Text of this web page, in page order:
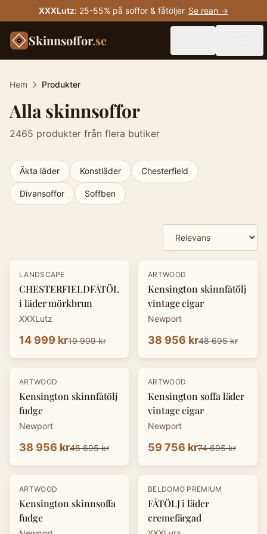
XXXLutz: 25-55% på soffor & fåtöljer Se rean →
Skinnsoffor.se
Hem Produkter
Alla skinnsoffor
2465 produkter från flera butiker
Äkta läder Konstläder Chesterfield
Divansoffor Soffben
- 25%
LANDSCAPE
CHESTERFIELDFÅTÖLJ
i läder mörkbrun
XXXLutz
14 999 kr19 999 kr
-20%
ARTWOOD
Kensington skinnfåtölj
vintage cigar
Newport
38 956 kr48 695 kr
-20%
ARTWOOD
Kensington skinnfåtölj
fudge
Newport
38 956 kr48 695 kr
-20%
ARTWOOD
Kensington soffa läder
vintage cigar
Newport
59 756 kr74 695 kr
-20%
ARTWOOD
Kensington skinnsoffa
fudge
-25 %
BELDOMO PREMIUM
FÅTÖLJ i läder
cremefärgad